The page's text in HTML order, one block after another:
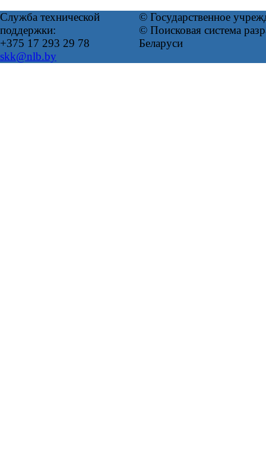
Служба технической
поддержки:
+375 17 293 29 78
skk@nlb.by
© Государственное
© Поисковая система
Беларуси